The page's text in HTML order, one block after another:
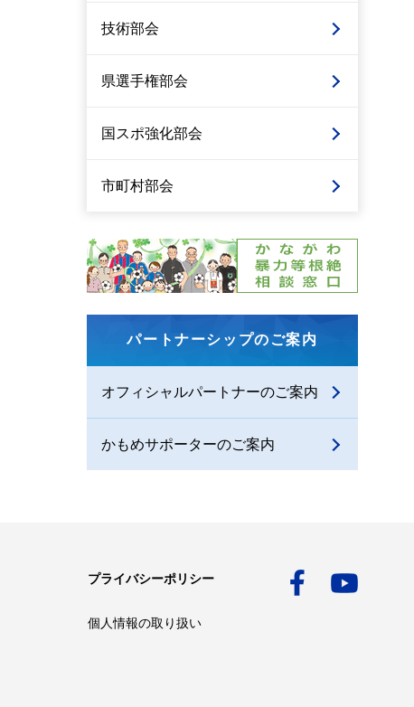
技術部会
県選手権部会
国スポ強化部会
市町村部会
パートナーシップのご案内
オフィシャルパートナーのご案内
かもめサポーターのご案内
プライバシーポリシー
個人情報の取り扱い